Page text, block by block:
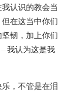
认识的教会当
在这当中你们
韧，加上你们
我认为这是我
，不管是在泪